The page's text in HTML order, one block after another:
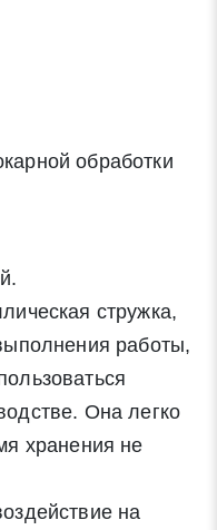
обработки
стружка,
работы,
Она легко
хранения не
на